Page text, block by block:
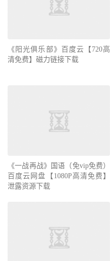
《阳光俱乐部》百度云【720高
清免费】磁力链接下载
《一战再战》国语（免vip免费）
百度云网盘【1080P高清免费】
泄露资源下载